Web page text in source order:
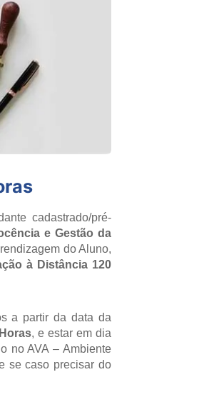
cadastrado/pré-
e Gestão da
do Aluno,
à Distância 120
a partir da data da
, e estar em dia
no AVA – Ambiente
se caso precisar do